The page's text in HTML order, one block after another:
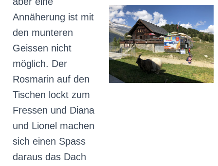
Annäherung ist mit
den munteren
Geissen nicht
möglich. Der
Rosmarin auf den
Tischen lockt zum
Fressen und Diana
und Lionel machen
sich einen Spass
daraus das Dach